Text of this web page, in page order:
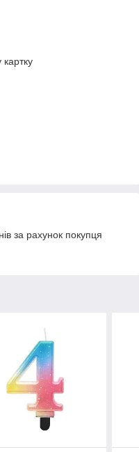
за рахунок покупця